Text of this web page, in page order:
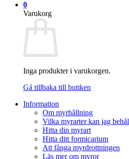
0
Varukorg
Inga produkter i varukorgen.
Gå tillbaka till butiken
Information
Om myrhållning
Vilka myrarter kan jag
Hitta din myrart
Hitta ditt formicarium
Att fånga myrdrottningen
Läs mer om myror